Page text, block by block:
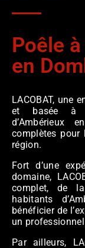
Poêle
en
LACOBAT, une
et basée à
d’Ambérieux
complètes pour
région.
Fort d’une
domaine,
complet, de
habitants
bénéficier de
un
Par ailleurs,